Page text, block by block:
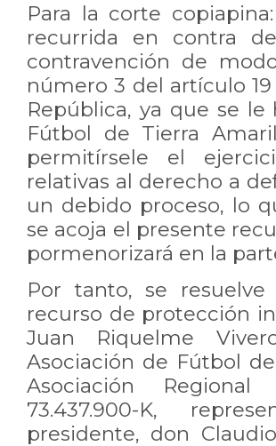
Para la corte
recurrida en contra
contravención de
número 3 del artículo
República, ya que se
Fútbol de Tierra
permitírsele el
relativas al derecho a
un debido proceso, lo
se acoja el presente
pormenorizará en la
Por tanto, se resuelve
recurso de protección
Juan Riquelme
Asociación de Fútbol
Asociación
73.437.900-K,
presidente, don